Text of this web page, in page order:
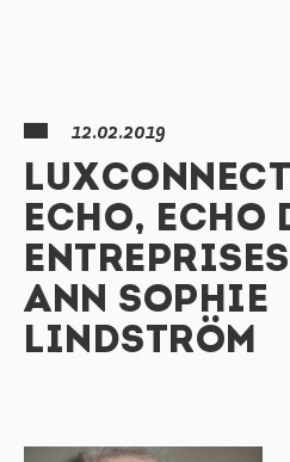
12.02.2019
ECHO, ECHO
ANN SOPHIE
LINDSTRÖM